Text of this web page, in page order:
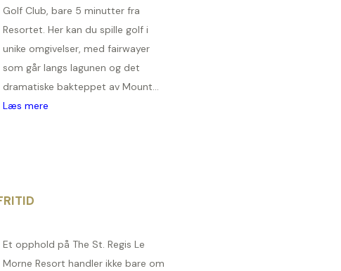
Golf Club, bare 5 minutter fra
Resortet. Her kan du spille golf i
unike omgivelser, med fairwayer
som går langs lagunen og det
dramatiske bakteppet av Mount...
Læs mere
Et opphold på The St. Regis Le
Morne Resort handler ikke bare om